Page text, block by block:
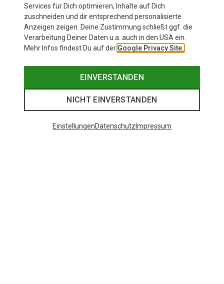
Services für Dich optimieren, Inhalte auf Dich
zuschneiden und dir entsprechend personalisierte
Anzeigen zeigen. Deine Zustimmung schließt ggf. die
Verarbeitung Deiner Daten u.a. auch in den USA ein.
Mehr Infos findest Du auf der Google Privacy Site.
EINVERSTANDEN
NICHT EINVERSTANDEN
EinstellungenDatenschutz Impressum